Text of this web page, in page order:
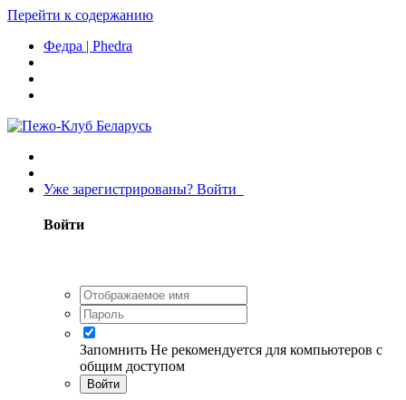
Перейти к содержанию
Федра | Phedra
Уже зарегистрированы? Войти
Войти
Запомнить Не рекомендуется для компьютеров с
общим доступом
Войти